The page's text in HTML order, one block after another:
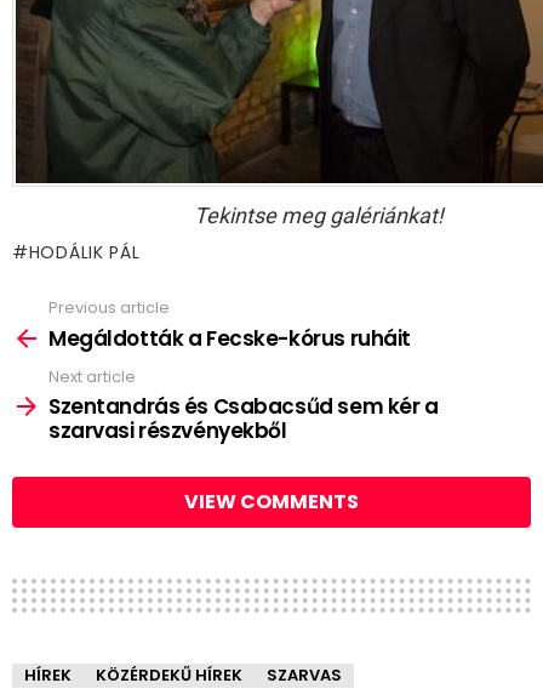
Tekintse meg galériánkat!
HODÁLIK PÁL
more
Previous article
Megáldották a Fecske-kórus ruháit
Next article
Szentandrás és Csabacsűd sem kér a
szarvasi részvényekből
VIEW COMMENTS
HÍREK KÖZÉRDEKŰ HÍREK SZARVAS